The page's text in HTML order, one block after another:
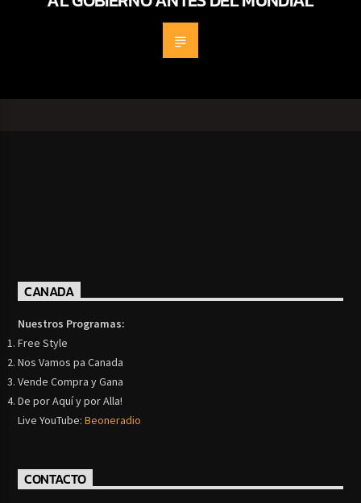
CANADA
Nuestros Programas:
Free Style
Nos Vamos pa Canada
Vende Compra y Gana
De por Aquí y por Alla!
Live YouTube:Beoneradio
CONTACTO